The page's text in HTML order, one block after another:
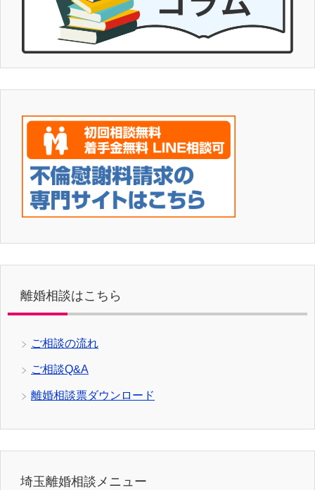
離婚相談はこちら
ご相談の流れ
ご相談Q&A
離婚相談票ダウンロード
埼玉離婚相談メニュー